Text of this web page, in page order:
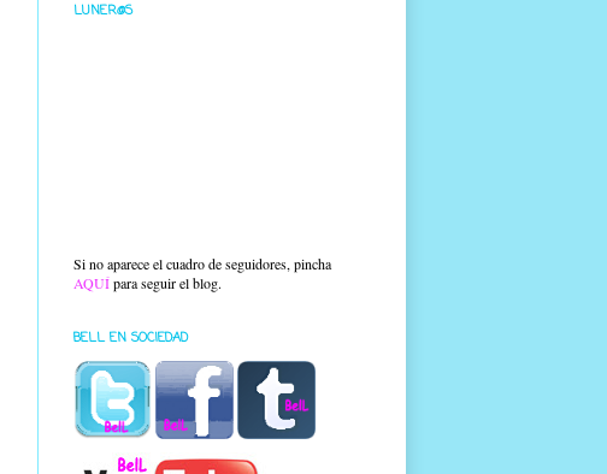
LUNER@S
Si no aparece el cuadro de seguidores, pincha
AQUÍpara seguir el blog.
BELL EN SOCIEDAD